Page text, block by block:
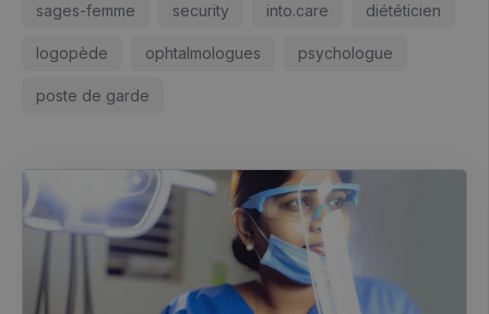
sages-femme security into.care diététicien
logopède ophtalmologues psychologue
poste de garde